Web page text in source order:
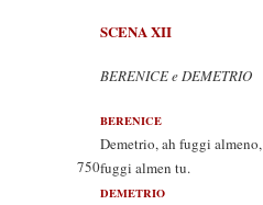
SCENA XII
BERENICE e DEMETRIO
BERENICE
Demetrio, ah fuggi almeno,
750fuggi almen tu.
DEMETRIO